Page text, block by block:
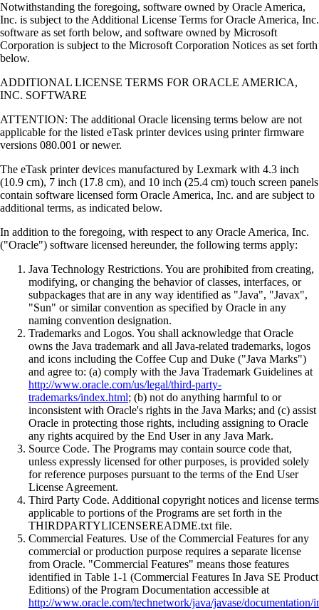
Notwithstanding the foregoing, software owned by Oracle America,
Inc. is subject to the Additional License Terms for Oracle America, Inc.
software as set forth below, and software owned by Microsoft
Corporation is subject to the Microsoft Corporation Notices as set forth
below.
ADDITIONAL LICENSE TERMS FOR ORACLE AMERICA,
INC. SOFTWARE
ATTENTION: The additional Oracle licensing terms below are not
applicable for the listed eTask printer devices using printer firmware
versions 080.001 or newer.
The eTask printer devices manufactured by Lexmark with 4.3 inch
(10.9 cm), 7 inch (17.8 cm), and 10 inch (25.4 cm) touch screen panels
contain software licensed form Oracle America, Inc. and are subject to
additional terms, as indicated below.
In addition to the foregoing, with respect to any Oracle America, Inc.
("Oracle") software licensed hereunder, the following terms apply:
Java Technology Restrictions. You are prohibited from creating,
modifying, or changing the behavior of classes, interfaces, or
subpackages that are in any way identified as "Java", "Javax",
"Sun" or similar convention as specified by Oracle in any
naming convention designation.
Trademarks and Logos. You shall acknowledge that Oracle
owns the Java trademark and all Java-related trademarks, logos
and icons including the Coffee Cup and Duke ("Java Marks")
and agree to: (a) comply with the Java Trademark Guidelines at
http://www.oracle.com/us/legal/third-party-
trademarks/index.html; (b) not do anything harmful to or
inconsistent with Oracle's rights in the Java Marks; and (c) assist
Oracle in protecting those rights, including assigning to Oracle
any rights acquired by the End User in any Java Mark.
Source Code. The Programs may contain source code that,
unless expressly licensed for other purposes, is provided solely
for reference purposes pursuant to the terms of the End User
License Agreement.
Third Party Code. Additional copyright notices and license terms
applicable to portions of the Programs are set forth in the
THIRDPARTYLICENSEREADME.txt file.
Commercial Features. Use of the Commercial Features for any
commercial or production purpose requires a separate license
from Oracle. "Commercial Features" means those features
identified in Table 1-1 (Commercial Features In Java SE Product
Editions) of the Program Documentation accessible at
http://www.oracle.com/technetwork/java/javase/documentation/